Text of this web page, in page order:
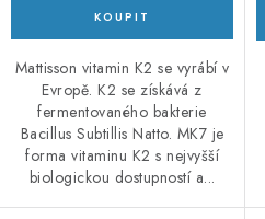
Mattisson vitamin K2 se vyrábí v
Evropě. K2 se získává z
fermentovaného bakterie
Bacillus Subtillis Natto. MK7 je
forma vitaminu K2 s nejvyšší
biologickou dostupností a...